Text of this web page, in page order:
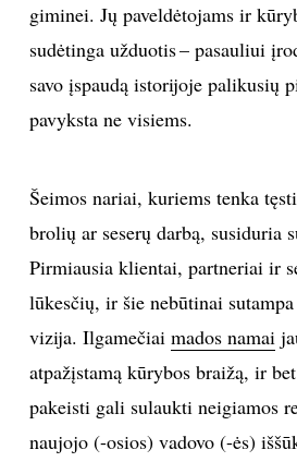
LAISVALAIKIS
KINAS
TEATRAS
SPORTAS
FOTOGRAFIJA
MENAS
giminei. Jų paveldėtojams ir
sudėtinga užduotis – pasauliui
savo įspaudą istorijoje palikusių
pavyksta ne visiems.
Šeimos nariai, kuriems tenka
brolių ar seserų darbą, susiduria
Pirmiausia klientai, partneriai ir
lūkesčių, ir šie nebūtinai
vizija. Ilgamečiai mados namai
atpažįstamą kūrybos braižą, ir
pakeisti gali sulaukti neigiamos
naujojo (-osios) vadovo (-ės)